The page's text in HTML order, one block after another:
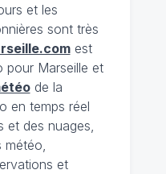
et les
sont très
est
pour Marseille et
de la
en temps réel
et des nuages,
et